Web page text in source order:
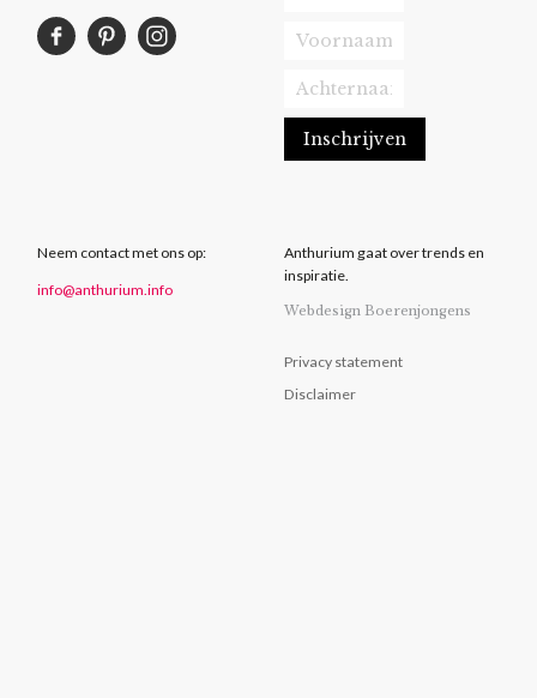
Neem contact met ons op:
info@anthurium.info
Anthurium gaat over trends en
inspiratie.
Webdesign Boerenjongens
Privacy statement
Disclaimer